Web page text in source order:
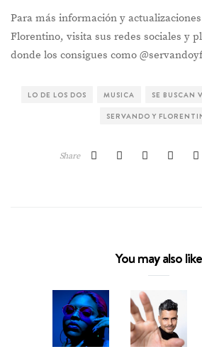
Para más información y
Florentino, visita sus redes sociales y
donde los consigues como
LO DE LOS DOS MUSICA SE BUSCAN
SERVANDO Y
Share
You may also like